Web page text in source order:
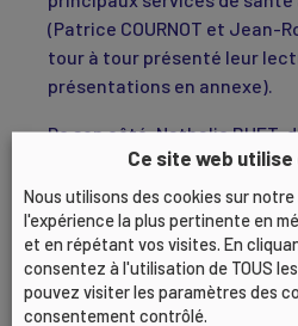
(Patrice COURNOT et Jean-
tour à tour présenté leur
présentations en annexe).
De son côté, Nathalie BUET,
protection sociale du MEDEF,
lecture plus « politique » de
l’action des partenaires
tentation de nationalisation
et pour renforcer la
l’excès les contraintes
Ce site web
Nous utilisons des cookies sur
l'expérience la plus pertinente en
et en répétant vos visites. En
consentez à l'utilisation de TOUS
pouvez visiter les paramètres des
consentement contrôlé.